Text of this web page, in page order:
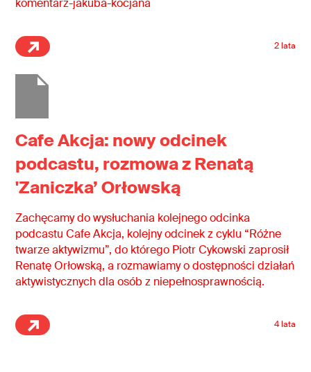
komentarz-jakuba-kocjana
2 lata
Cafe Akcja: nowy odcinek
podcastu, rozmowa z Renatą
'Zaniczka’ Orłowską
Zachęcamy do wysłuchania kolejnego odcinka
podcastu Cafe Akcja, kolejny odcinek z cyklu “Różne
twarze aktywizmu”, do którego Piotr Cykowski zaprosił
Renatę Orłowską, a rozmawiamy o dostępności działań
aktywistycznych dla osób z niepełnosprawnością.
4 lata